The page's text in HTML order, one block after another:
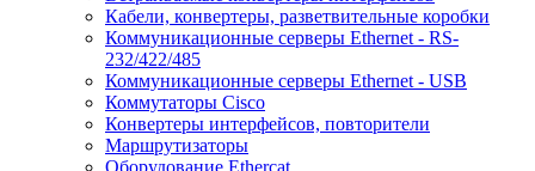
Кабели, конвертеры, разветвительные коробки
Коммуникационные серверы Ethernet - RS-
232/422/485
Коммуникационные серверы Ethernet - USB
Коммутаторы Cisco
Конвертеры интерфейсов, повторители
Маршрутизаторы
Оборудование Ethercat